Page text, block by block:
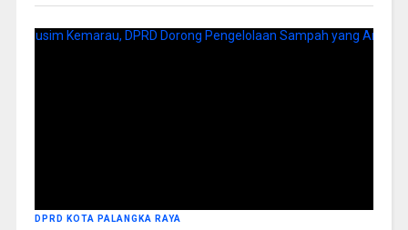
DPRD KOTA PALANGKA RAYA